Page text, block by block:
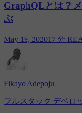
GraphQLとは？
ぶ
May 19, 202017 分
Fikayo Adepoju
フルスタック デベロ